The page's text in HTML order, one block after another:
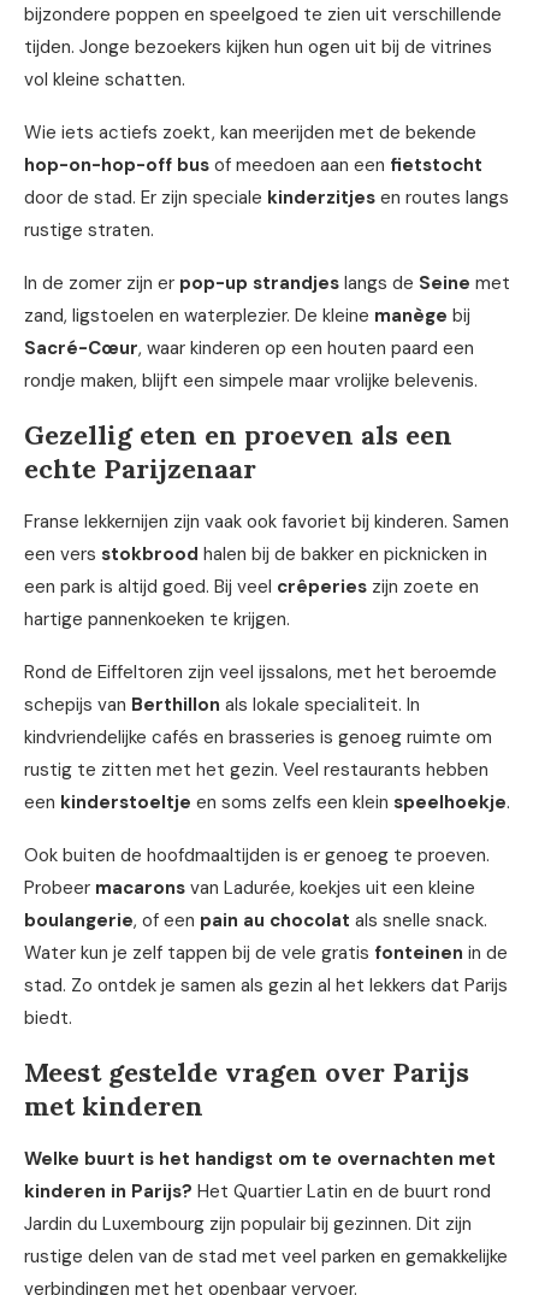
bijzondere poppen en speelgoed te zien uit verschillende
tijden. Jonge bezoekers kijken hun ogen uit bij de vitrines
vol kleine schatten.
Wie iets actiefs zoekt, kan meerijden met de bekende
hop-on-hop-off bus of meedoen aan een fietstocht
door de stad. Er zijn speciale kinderzitjes en routes langs
rustige straten.
In de zomer zijn er pop-up strandjes langs de Seine met
zand, ligstoelen en waterplezier. De kleine manège bij
Sacré-Cœur, waar kinderen op een houten paard een
rondje maken, blijft een simpele maar vrolijke belevenis.
Gezellig eten en proeven als een
echte Parijzenaar
Franse lekkernijen zijn vaak ook favoriet bij kinderen. Samen
een vers stokbrood halen bij de bakker en picknicken in
een park is altijd goed. Bij veel crêperies zijn zoete en
hartige pannenkoeken te krijgen.
Rond de Eiffeltoren zijn veel ijssalons, met het beroemde
schepijs van Berthillon als lokale specialiteit. In
kindvriendelijke cafés en brasseries is genoeg ruimte om
rustig te zitten met het gezin. Veel restaurants hebben
een kinderstoeltje en soms zelfs een klein speelhoekje.
Ook buiten de hoofdmaaltijden is er genoeg te proeven.
Probeer macarons van Ladurée, koekjes uit een kleine
boulangerie, of een pain au chocolat als snelle snack.
Water kun je zelf tappen bij de vele gratis fonteinen in de
stad. Zo ontdek je samen als gezin al het lekkers dat Parijs
biedt.
Meest gestelde vragen over Parijs
met kinderen
Welke buurt is het handigst om te overnachten met
kinderen in Parijs? Het Quartier Latin en de buurt rond
Jardin du Luxembourg zijn populair bij gezinnen. Dit zijn
rustige delen van de stad met veel parken en gemakkelijke
verbindingen met het openbaar vervoer.